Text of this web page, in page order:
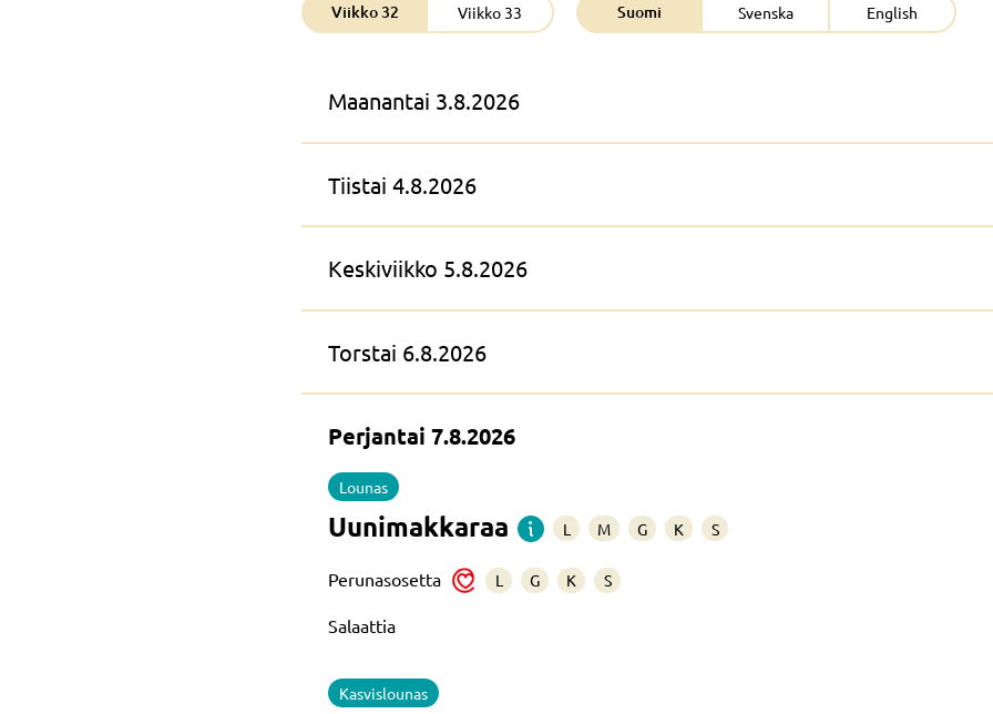
Viikko 32 Viikko 33 Suomi Svenska English
Maanantai 3.8.2026
Tiistai 4.8.2026
Keskiviikko 5.8.2026
Torstai 6.8.2026
Perjantai 7.8.2026
Lounas
Uunimakkaraa L M G K S
Perunasosetta L G K S
Salaattia
Kasvislounas